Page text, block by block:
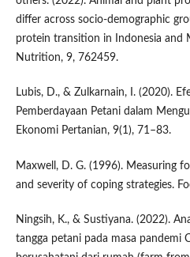
differ across socio-demographic
protein transition in Indonesia and
Nutrition, 9, 762459.
Lubis, D., & Zulkarnain, I. (2020).
Pemberdayaan Petani dalam
Ekonomi Pertanian, 9(1), 71–83.
Maxwell, D. G. (1996). Measuring
and severity of coping strategies.
Ningsih, K., & Sustiyana. (2022).
tangga petani pada masa pandemi